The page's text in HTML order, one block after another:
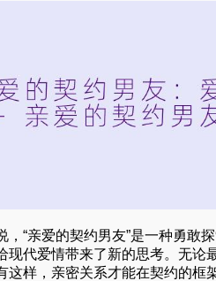
，“亲爱的契约男友”是一种勇敢
现代爱情带来了新的思考。无论
这样，亲密关系才能在契约的框